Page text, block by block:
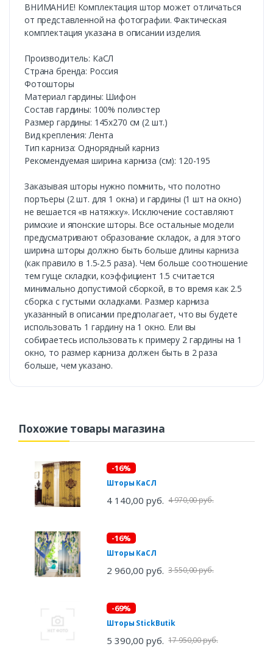
ВНИМАНИЕ! Комплектация штор может отличаться
от представленной на фотографии. Фактическая
комплектация указана в описании изделия.
Производитель: КаСЛ
Страна бренда: Россия
Фотошторы
Материал гардины: Шифон
Состав гардины: 100% полиэстер
Размер гардины: 145х270 см (2 шт.)
Вид крепления: Лента
Тип карниза: Однорядный карниз
Рекомендуемая ширина карниза (см): 120-195
Заказывая шторы нужно помнить, что полотно
портьеры (2 шт. для 1 окна) и гардины (1 шт на окно)
не вешается «в натяжку». Исключение составляют
римские и японские шторы. Все остальные модели
предусматривают образование складок, а для этого
ширина шторы должно быть больше длины карниза
(как правило в 1.5-2.5 раза). Чем больше соотношение
тем гуще складки, коэффициент 1.5 считается
минимально допустимой сборкой, в то время как 2.5
сборка с густыми складками. Размер карниза
указанный в описании предполагает, что вы будете
использовать 1 гардину на 1 окно. Ели вы
собираетесь использовать к примеру 2 гардины на 1
окно, то размер карниза должен быть в 2 раза
больше, чем указано.
Похожие товары магазина
-16%
Шторы КаСЛ
4 140,00 руб. 4 970,00 руб.
-16%
Шторы КаСЛ
2 960,00 руб. 3 550,00 руб.
-69%
Шторы StickButik
5 390,00 руб. 17 950,00 руб.